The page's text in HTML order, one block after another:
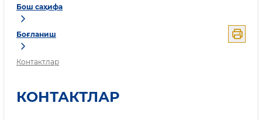
Бош саҳифа
Боғланиш
Контактлар
КОНТАКТЛАР